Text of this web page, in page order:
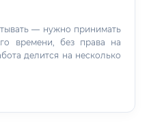
— нужно принимать
времени, без права на
делится на несколько